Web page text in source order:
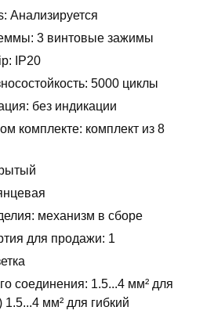
Анализируется
3 винтовые зажимы
IP20
5000 циклы
без индикации
комплекте: комплект из 8
механизм в сборе
для продажи: 1
соединения: 1.5...4 мм² для
1.5...4 мм² для гибкий